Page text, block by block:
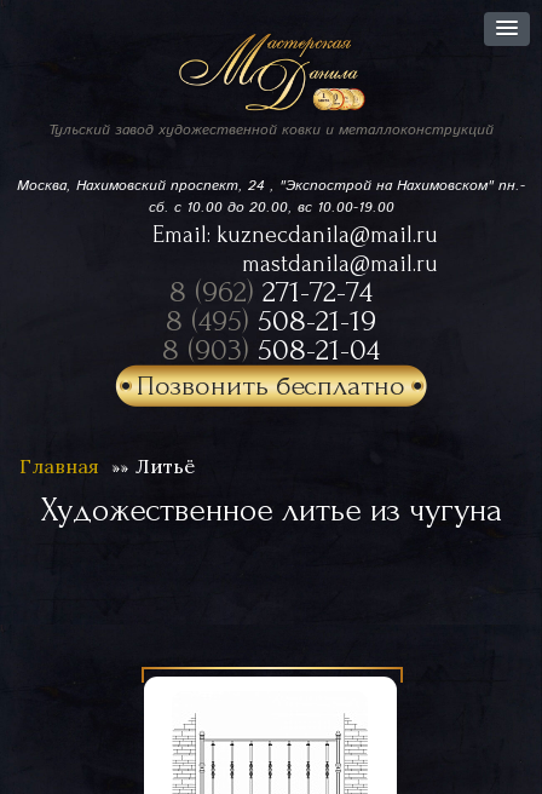
Тульский завод художественной ковки и металлоконструкций
Москва, Нахимовский проспект, 24 , "Экспострой на Нахимовском"пн.-
сб. с 10.00 до 20.00, вс 10.00-19.00
Email: kuznecdanila@mail.ru
mastdanila@mail.ru
8 (962) 271-72-74
8 (495) 508-21-19
8 (903) 508-21-04
Позвонить бесплатно
Главная Литьё
Художественное литье из чугуна